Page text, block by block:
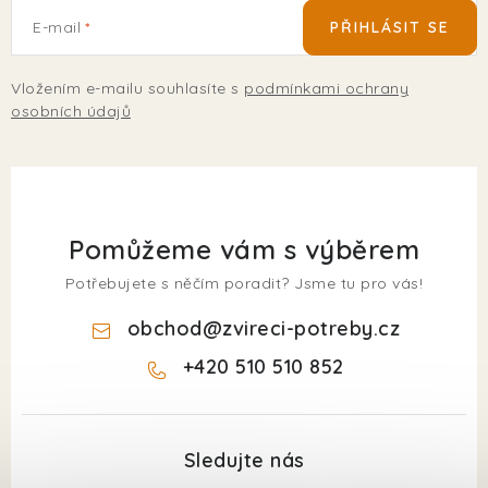
E-mail
Vložením e-mailu souhlasíte s podmínkami ochrany
osobních údajů
PŘIHLÁSIT SE
Pomůžeme vám s výběrem
Potřebujete s něčím poradit? Jsme tu pro vás!
obchod@zvireci-potreby.cz
+420 510 510 852